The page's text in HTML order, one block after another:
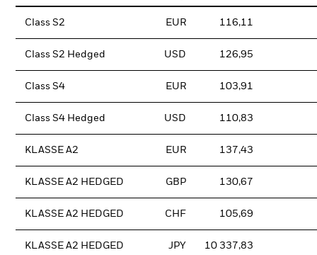
Class S2 EUR 116,11
Class S2 Hedged USD 126,95
Class S4 EUR 103,91
Class S4 Hedged USD 110,83
KLASSE A2 EUR 137,43
KLASSE A2 HEDGED GBP 130,67
KLASSE A2 HEDGED CHF 105,69
KLASSE A2 HEDGED JPY 10 337,83